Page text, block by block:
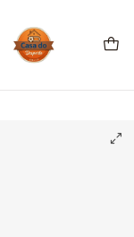
| AG